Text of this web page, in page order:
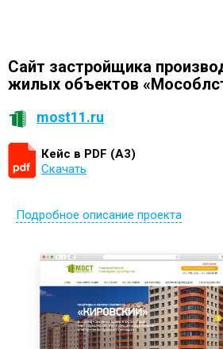
Сайт застройщика
жилых объектов
most11.ru
Кейс в PDF (А3)
Скачать
Подробное описание проекта